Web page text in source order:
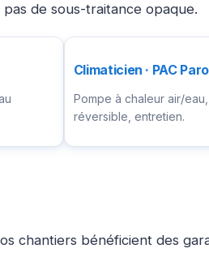
de sous-traitance opaque.
Climaticien · PAC
Pompe à chaleur air/
réversible, entretien.
chantiers bénéficient des